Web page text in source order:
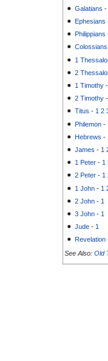
Galatians
Ephesians
Philippians
Colossians
1
2
1 Timothy
2 Timothy
Titus - 1 2
Philemon -
Hebrews -
James - 1
1 Peter - 1
2 Peter - 1
1 John - 1
2 John - 1
3 John - 1
Jude - 1
Revelation
See Also: Old